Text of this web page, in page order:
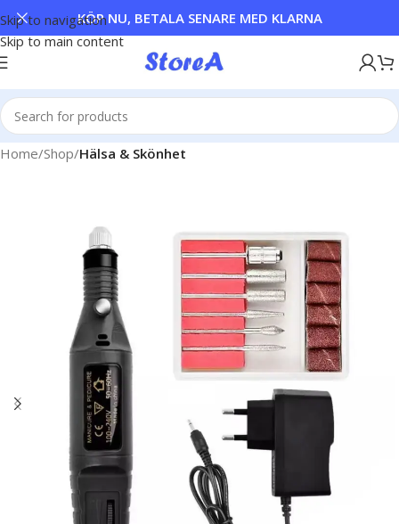
Skip to navigation
Skip to main content
KÖP NU, BETALA SENARE MED KLARNA
Home Shop Hälsa & Skönhet